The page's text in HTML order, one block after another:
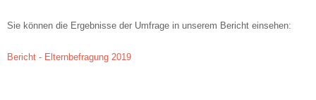
Sie können die Ergebnisse der Umfrage in unserem Bericht einsehen:
Bericht - Elternbefragung 2019